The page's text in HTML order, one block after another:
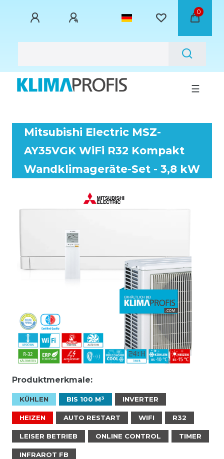
0
☰
Mitsubishi Electric MSZ-
AY35VGK WiFi R32 Kompakt
Wandklimageräte-Set - 3,8 kW
Produktmerkmale:
KÜHLEN BIS 100 M³ INVERTER
HEIZEN AUTO RESTART WIFI R32
LEISER BETRIEB ONLINE CONTROL TIMER
INFRAROT FB